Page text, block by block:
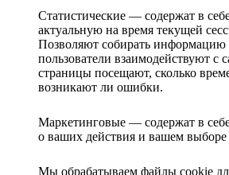
Статистические — содержат в
актуальную на время текущей
Позволяют собирать информацию
пользователи взаимодействуют с
страницы посещают, сколько
возникают ли ошибки.
Маркетинговые — содержат в
о ваших действия и вашем выборе
Мы обрабатываем файлы cookie